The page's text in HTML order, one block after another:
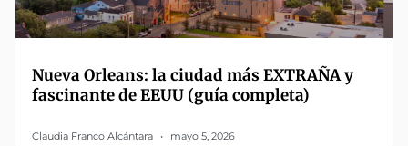
Nueva Orleans: la ciudad más EXTRAÑA y
fascinante de EEUU (guía completa)
Claudia Franco Alcántara mayo 5, 2026